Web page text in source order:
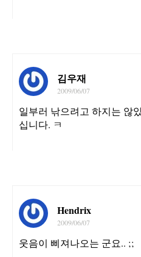
김우재
2009/06/07
일부러 낚으려고 하지는 않
십니다. ㅋ
Hendrix
2009/06/07
웃음이 삐져나오는 군요.. ;;